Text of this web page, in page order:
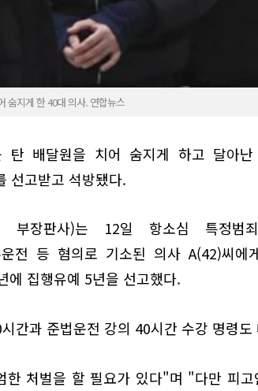
숨지게 한 40대 의사. 연합뉴스
탄 배달원을 치어 숨지게 하고 달아
선고받고 석방됐다.
부장판사)는 12일 항소심 특정범죄
전 등 혐의로 기소된 의사 A(42)씨에
에 집행유예 5년을 선고했다.
간과 준법운전 강의 40시간 수강 명령도
처벌을 할 필요가 있다"며 "다만 피고